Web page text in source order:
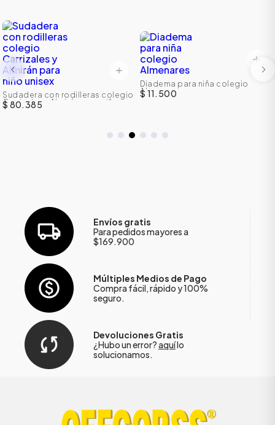
Sudadera con rodilleras colegio
Carrizales y Almirán para niño
unisex
$ 80.385
Diadema para niña colegio
Almenares
$ 11.500
Envíos gratis
Para pedidos mayores a
$169.900
Múltiples Medios de Pago
Compra fácil, rápido y 100%
seguro.
Devoluciones Gratis
¿Hubo un error?aquílo
solucionamos.